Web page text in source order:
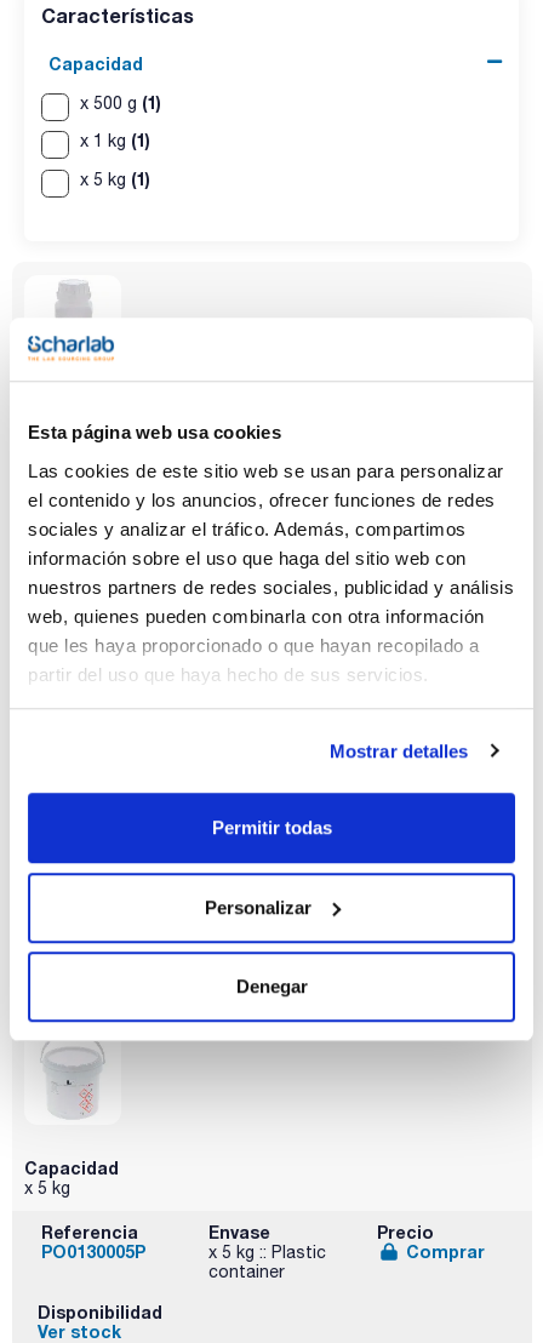
Esta página web usa cookies
Las cookies de este sitio web se usan para personalizar
el contenido y los anuncios, ofrecer funciones de redes
sociales y analizar el tráfico. Además, compartimos
información sobre el uso que haga del sitio web con
nuestros partners de redes sociales, publicidad y análisis
web, quienes pueden combinarla con otra información
que les haya proporcionado o que hayan recopilado a
partir del uso que haya hecho de sus servicios.
Mostrar detalles
Permitir todas
Personalizar
Denegar
Características
Capacidad
x 500 g (1)
x 1 kg (1)
x 5 kg (1)
x 500 g
Referencia
PO01300500
Envase
x 500 g :: Plastic
bottle
Precio
Comprar
Disponibilidad
Ver stock
Referencia
Envase
x 1 kg :: Plastic
bottle
Precio
Disponibilidad
Capacidad
x 5 kg
Referencia
PO0130005P
Envase
x 5 kg :: Plastic
container
Precio
Comprar
Disponibilidad
Ver stock